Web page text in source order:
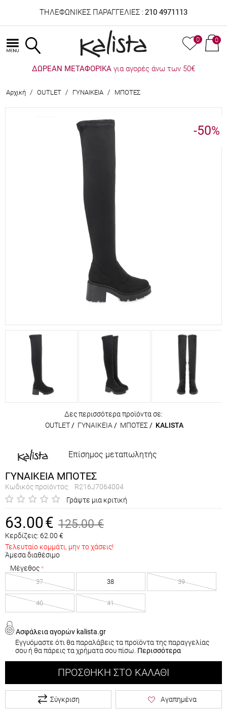
ΤΗΛΕΦΩΝΙΚΕΣ ΠΑΡΑΓΓΕΛΙΕΣ : 210 4971113
0 0
ΔΩΡΕΑΝ ΜΕΤΑΦΟΡΙΚΑ για αγορές άνω των 50€
Αρχική / OUTLET / ΓΥΝΑΙΚΕΙΑ / ΜΠΟΤΕΣ
-50%
Δες περισσότερα προϊόντα σε:
OUTLET / ΓΥΝΑΙΚΕΙΑ / ΜΠΟΤΕΣ / KALISTA
Επίσημος μεταπωλητής
ΓΥΝΑΙΚΕΙΑ ΜΠΟΤΕΣ
Κωδικός προϊόντος:
R216J7064004
Γράψτε μια κριτική
63.00€ 125.00 €
Κερδίζεις: 62.00 €
Τελευταίο κομμάτι, μην το χάσεις!
Άμεσα διαθέσιμο
Μέγεθος
37 38 39
40 41
Ασφάλεια αγορών kalista.gr
Εγγυόμαστε ότι θα παραλάβεις τα προϊόντα της παραγγελίας
σου ή θα πάρεις τα χρήματα σου πίσω. Περισσότερα
ΠΡΟΣΘΉΚΗ ΣΤΟ ΚΑΛΆΘΙ
Σύγκριση Αγαπημένα